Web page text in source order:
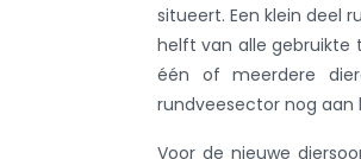
situeert. Een klein deel
helft van alle gebruikte
één of meerdere
rundveesector nog
Voor de nieuwe